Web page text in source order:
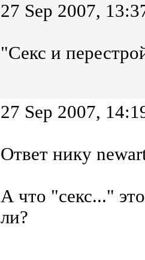
27 Sep 2007,
"Секс и
27 Sep 2007,
Ответ нику
А что "секс..."
ли?